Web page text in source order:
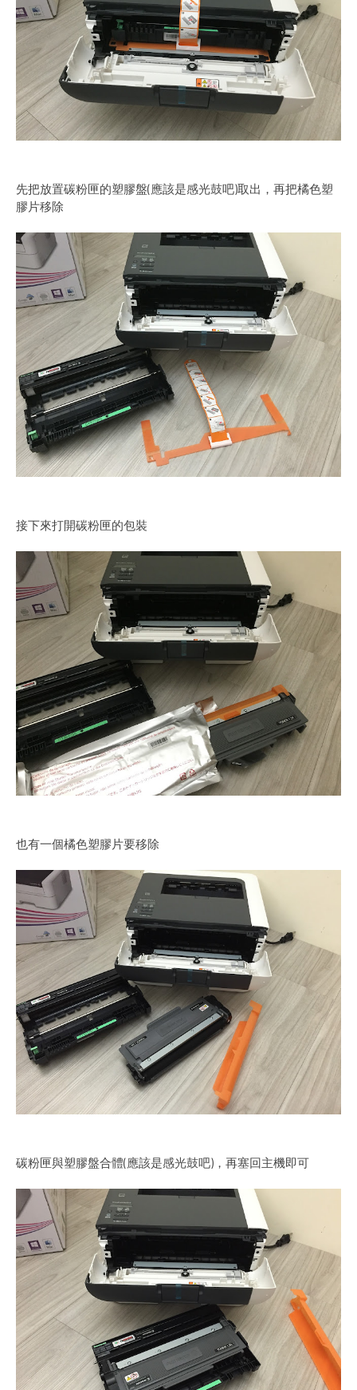
先把放置碳粉匣的塑膠盤(應該是感光鼓吧)取出，再把橘色塑
膠片移除
接下來打開碳粉匣的包裝
也有一個橘色塑膠片要移除
碳粉匣與塑膠盤合體(應該是感光鼓吧)，再塞回主機即可